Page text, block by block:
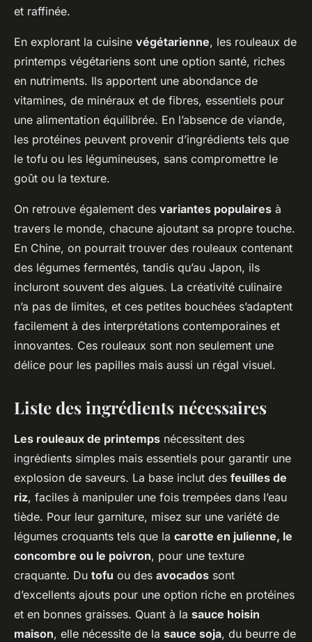
et raffinée.
En explorant la cuisine végétarienne, les rouleaux de
printemps végétariens sont une option santé, riches
en nutriments. Ils apportent une abondance de
vitamines, de minéraux et de fibres, essentiels pour
une alimentation équilibrée. En l’absence de viande,
les protéines peuvent provenir d’ingrédients tels que
le tofu ou les légumineuses, sans compromettre le
goût ou la texture.
On retrouve également des variantes populaires à
travers le monde, chacune ajoutant sa propre touche.
En Chine, on pourrait trouver des rouleaux contenant
des légumes fermentés, tandis qu’au Japon, ils
incluront souvent des algues. La créativité culinaire
n’a pas de limites, et ces petites bouchées s’adaptent
facilement à des interprétations contemporaines et
innovantes. Ces rouleaux sont non seulement une
délice pour les papilles mais aussi un régal visuel.
Liste des ingrédients nécessaires
Les rouleaux de printemps nécessitent des
ingrédients simples mais essentiels pour garantir une
explosion de saveurs. La base inclut des feuilles de
riz, faciles à manipuler une fois trempées dans l’eau
tiède. Pour leur garniture, misez sur une variété de
légumes croquants tels que la carotte en julienne, le
concombre ou le poivron, pour une texture
craquante. Du tofu ou des avocados sont
d’excellents ajouts pour une option riche en protéines
et en bonnes graisses. Quant à la sauce hoisin
maison, elle nécessite de la sauce soja, du beurre de